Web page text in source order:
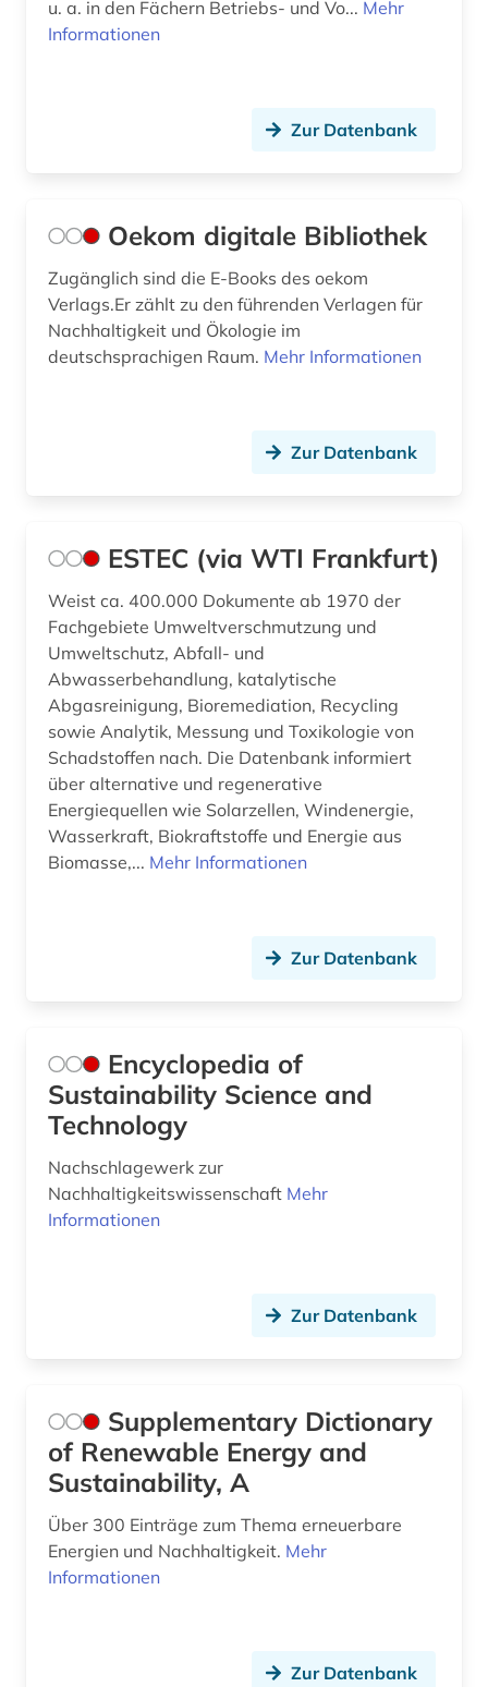
u. a. in den Fächern Betriebs- und Vo... Mehr
Informationen
Zur Datenbank
Oekom digitale Bibliothek
Zugänglich sind die E-Books des oekom
Verlags.Er zählt zu den führenden Verlagen für
Nachhaltigkeit und Ökologie im
deutschsprachigen Raum. Mehr Informationen
Zur Datenbank
ESTEC (via WTI Frankfurt)
Weist ca. 400.000 Dokumente ab 1970 der
Fachgebiete Umweltverschmutzung und
Umweltschutz, Abfall- und
Abwasserbehandlung, katalytische
Abgasreinigung, Bioremediation, Recycling
sowie Analytik, Messung und Toxikologie von
Schadstoffen nach. Die Datenbank informiert
über alternative und regenerative
Energiequellen wie Solarzellen, Windenergie,
Wasserkraft, Biokraftstoffe und Energie aus
Biomasse,... Mehr Informationen
Zur Datenbank
Encyclopedia of
Sustainability Science and
Technology
Nachschlagewerk zur
Nachhaltigkeitswissenschaft Mehr
Informationen
Zur Datenbank
Supplementary Dictionary
of Renewable Energy and
Sustainability, A
Über 300 Einträge zum Thema erneuerbare
Energien und Nachhaltigkeit. Mehr
Informationen
Zur Datenbank